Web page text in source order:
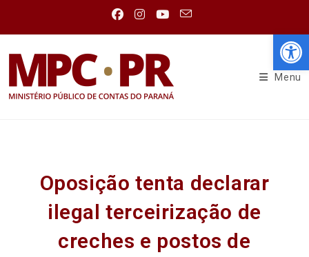
Menu
Oposição tenta declarar
ilegal terceirização de
creches e postos de